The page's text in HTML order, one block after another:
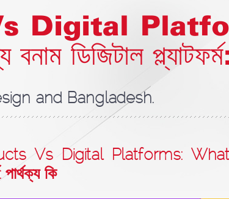
Digital
ডিজিটাল
and Bangladesh.
Vs Digital Platforms:
পার্থক্য কি